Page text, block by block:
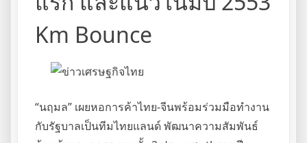
Km Bounce
“นฤมล” เผยหอการค้าไทย-จีนพร้อมร่วมมือทำงาน
กับรัฐบาลเป็นทีมไทยแลนด์ พัฒนาความสัมพันธ์